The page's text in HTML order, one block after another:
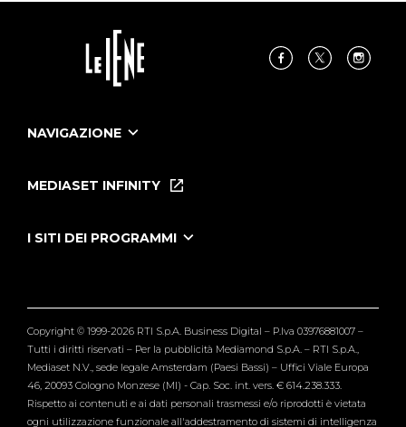
NAVIGAZIONE
Le Iene Presentano Inside
Tutti i servizi
MEDIASET INFINITY
I SITI DEI PROGRAMMI
Verissimo
Copyright © 1999-2026 RTI S.p.A. Business Digital – P.Iva 03976881007 –
Tutti i diritti riservati – Per la pubblicità Mediamond S.p.A. – RTI S.p.A.,
Mediaset N.V., sede legale Amsterdam (Paesi Bassi) – Uffici Viale Europa
46, 20093 Cologno Monzese (MI) - Cap. Soc. int. vers. € 614.238.333.
Rispetto ai contenuti e ai dati personali trasmessi e/o riprodotti è vietata
ogni utilizzazione funzionale all'addestramento di sistemi di intelligenza